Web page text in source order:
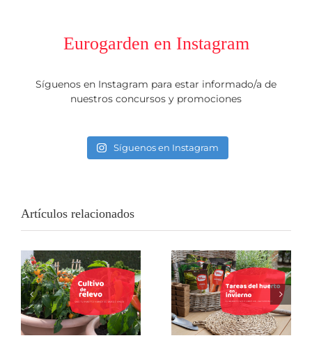
Eurogarden en Instagram
Síguenos en Instagram para estar informado/a de
nuestros concursos y promociones
Síguenos en Instagram
Artículos relacionados
Cultivo de relevo:
la técnica para
que tu huerto
urbano nunca se
Tu huerto no
cierra por
vacaciones: 5
tareas del huerto